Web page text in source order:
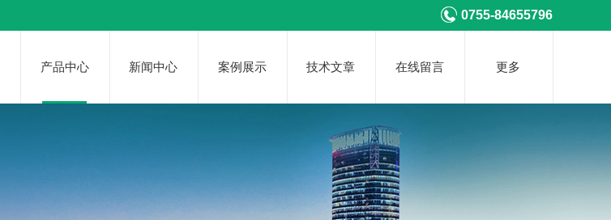
0755-84655796
产品中心 新闻中心 案例展示 技术文章 在线留言 更多